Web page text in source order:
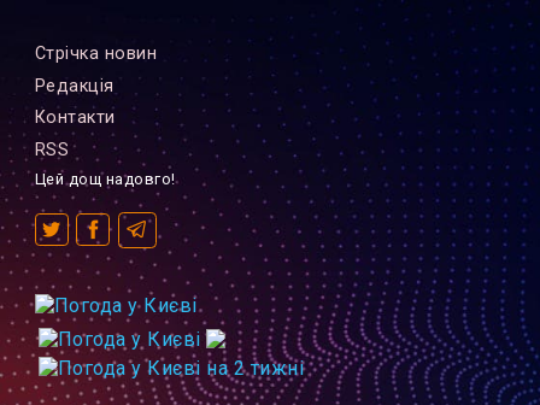
Стрiчка новин
Редакцiя
Контакти
RSS
Цей дощ надовго!